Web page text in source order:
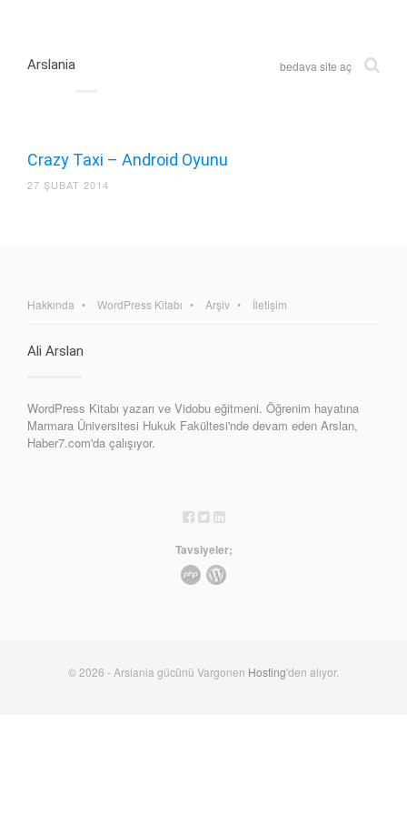
Arslania bedava site aç
Crazy Taxi – Android Oyunu
27 ŞUBAT 2014
Hakkında WordPress Kitabı Arşiv İletişim
Ali Arslan
WordPress Kitabı yazarı ve Vidobu eğitmeni. Öğrenim hayatına
Marmara Üniversitesi Hukuk Fakültesi'nde devam eden Arslan,
Haber7.com'da çalışıyor.
Tavsiyeler;
© 2026 - Arslania gücünü Vargonen Hosting'den alıyor.